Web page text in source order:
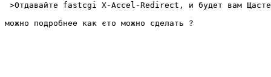
>Отдавайте fastcgi X-Accel-Redirect, и будет вам
можно подробнее как єто можно сделать ?